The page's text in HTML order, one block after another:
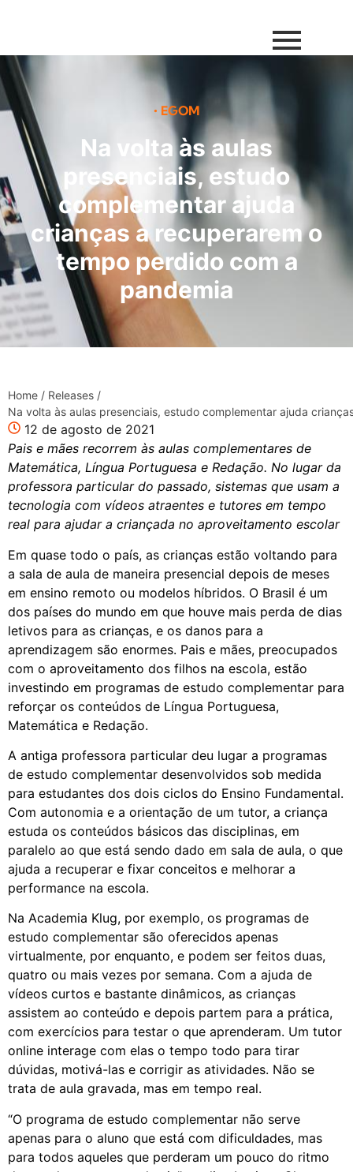
• EGOM
Na volta às aulas
presenciais, estudo
complementar ajuda
crianças a recuperarem o
tempo perdido com a
pandemia
Home / Releases /
Na volta às aulas presenciais, estudo complementar ajuda
12 de agosto de 2021
Pais e mães recorrem às aulas complementares de
Matemática, Língua Portuguesa e Redação. No lugar da
professora particular do passado, sistemas que usam a
tecnologia com vídeos atraentes e tutores em tempo
real para ajudar a criançada no aproveitamento escolar
Em quase todo o país, as crianças estão voltando para
a sala de aula de maneira presencial depois de meses
em ensino remoto ou modelos híbridos. O Brasil é um
dos países do mundo em que houve mais perda de dias
letivos para as crianças, e os danos para a
aprendizagem são enormes. Pais e mães, preocupados
com o aproveitamento dos filhos na escola, estão
investindo em programas de estudo complementar para
reforçar os conteúdos de Língua Portuguesa,
Matemática e Redação.
A antiga professora particular deu lugar a programas
de estudo complementar desenvolvidos sob medida
para estudantes dos dois ciclos do Ensino Fundamental.
Com autonomia e a orientação de um tutor, a criança
estuda os conteúdos básicos das disciplinas, em
paralelo ao que está sendo dado em sala de aula, o que
ajuda a recuperar e fixar conceitos e melhorar a
performance na escola.
Na Academia Klug, por exemplo, os programas de
estudo complementar são oferecidos apenas
virtualmente, por enquanto, e podem ser feitos duas,
quatro ou mais vezes por semana. Com a ajuda de
vídeos curtos e bastante dinâmicos, as crianças
assistem ao conteúdo e depois partem para a prática,
com exercícios para testar o que aprenderam. Um tutor
online interage com elas o tempo todo para tirar
dúvidas, motivá-las e corrigir as atividades. Não se
trata de aula gravada, mas em tempo real.
“O programa de estudo complementar não serve
apenas para o aluno que está com dificuldades, mas
para todos aqueles que perderam um pouco do ritmo